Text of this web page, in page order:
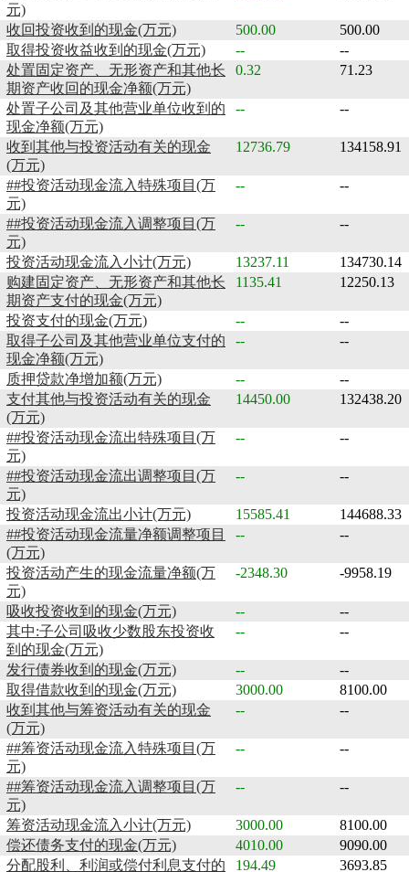
元)
收回投资收到的现金(万元) 500.00
500.00
取得投资收益收到的现金(万元)
--
--
处置固定资产、无形资产和其他长
期资产收回的现金净额(万元)
0.32 71.23
处置子公司及其他营业单位收到的
现金净额(万元)
-- --
收到其他与投资活动有关的现金
(万元)
12736.79 134158.91
##投资活动现金流入特殊项目(万
元)
-- --
##投资活动现金流入调整项目(万
元)
-- --
投资活动现金流入小计(万元) 13237.11
134730.14
购建固定资产、无形资产和其他长
期资产支付的现金(万元)
1135.41 12250.13
投资支付的现金(万元) --
--
取得子公司及其他营业单位支付的
现金净额(万元)
-- --
质押贷款净增加额(万元) --
--
支付其他与投资活动有关的现金
(万元)
14450.00 132438.20
##投资活动现金流出特殊项目(万
元)
-- --
##投资活动现金流出调整项目(万
元)
-- --
投资活动现金流出小计(万元) 15585.41
144688.33
##投资活动现金流量净额调整项目
(万元)
-- --
投资活动产生的现金流量净额(万
元)
-2348.30 -9958.19
吸收投资收到的现金(万元) --
--
其中:子公司吸收少数股东投资收
到的现金(万元)
-- --
发行债券收到的现金(万元) --
--
取得借款收到的现金(万元)
3000.00
8100.00
收到其他与筹资活动有关的现金
(万元)
-- --
##筹资活动现金流入特殊项目(万
元)
-- --
##筹资活动现金流入调整项目(万
元)
-- --
筹资活动现金流入小计(万元) 3000.00
8100.00
偿还债务支付的现金(万元)
4010.00
9090.00
分配股利、利润或偿付利息支付的
194.49 3693.85